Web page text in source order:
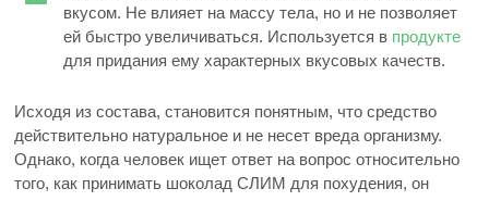
вкусом. Не влияет на массу тела, но и не позволяет
ей быстро увеличиваться. Используется в продукте
для придания ему характерных вкусовых качеств.
Исходя из состава, становится понятным, что средство
действительно натуральное и не несет вреда организму.
Однако, когда человек ищет ответ на вопрос относительно
того, как принимать шоколад СЛИМ для похудения, он